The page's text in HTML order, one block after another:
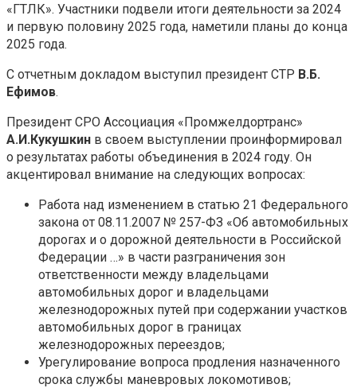
«ГТЛК». Участники подвели итоги деятельности за 2024
и первую половину 2025 года, наметили планы до конца
2025 года.
С отчетным докладом выступил президент СТР В.Б.
Ефимов.
Президент СРО Ассоциация «Промжелдортранс»
А.И.Кукушкин в своем выступлении проинформировал
о результатах работы объединения в 2024 году. Он
акцентировал внимание на следующих вопросах:
Работа над изменением в статью 21 Федерального
закона от 08.11.2007 № 257-ФЗ «Об автомобильных
дорогах и о дорожной деятельности в Российской
Федерации …» в части разграничения зон
ответственности между владельцами
автомобильных дорог и владельцами
железнодорожных путей при содержании участков
автомобильных дорог в границах
железнодорожных переездов;
Урегулирование вопроса продления назначенного
срока службы маневровых локомотивов;